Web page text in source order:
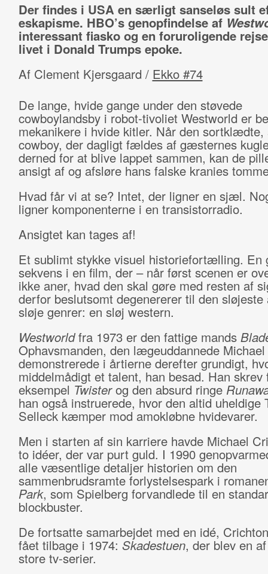
Der findes i USA en særligt sanseløs sult
eskapisme. HBO’s genopfindelse af
interessant fiasko og en foruroligende
livet i Donald Trumps epoke.
Af Clement Kjersgaard / Ekko #74
De lange, hvide gange under den støvede
cowboylandsby i robot-tivoliet Westworld er
mekanikere i hvide kitler. Når den sortklædte,
cowboy, der dagligt fældes af gæsternes
derned for at blive lappet sammen, kan de
ansigt af og afsløre hans falske kranies
Hvad får vi at se? Intet, der ligner en sjæl.
ligner komponenterne i en transistorradio.
Ansigtet kan tages af!
Et sublimt stykke visuel historiefortælling. En
sekvens i en film, der – når først scenen er
ikke aner, hvad den skal gøre med resten af
derfor beslutsomt degenererer til den sløjeste
sløje genrer: en sløj western.
Westworldfra 1973 er den fattige mands
Ophavsmanden, den lægeuddannede
demonstrerede i årtierne derefter grundigt,
middelmådigt et talent, han besad. Han skrev
eksempel Twisterog den absurd ringe
han også instruerede, hvor den altid uheldige
Selleck kæmper mod amokløbne hvidevarer.
Men i starten af sin karriere havde Michael
to idéer, der var purt guld. I 1990
alle væsentlige detaljer historien om den
sammenbrudsramte forlystelsespark i
Park, som Spielberg forvandlede til en
blockbuster.
De fortsatte samarbejdet med en idé,
fået tilbage i 1974: Skadestuen, der blev en af
store tv-serier.